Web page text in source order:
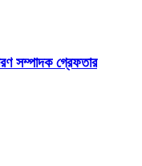
সম্পাদক গ্রেফতার